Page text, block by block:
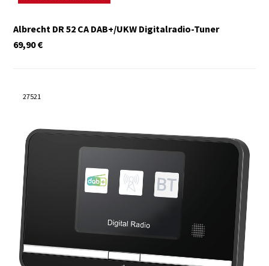
Albrecht DR 52 CA DAB+/UKW Digitalradio-Tuner
€
69,90
27521